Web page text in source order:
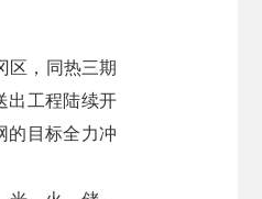
区，同热三期
出工程陆续开
的目标全力冲